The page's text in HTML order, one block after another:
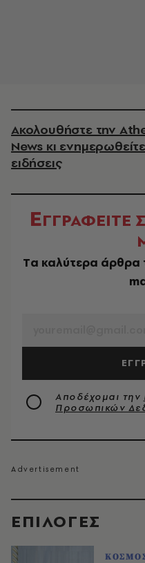
EΠΙΛΟΓΈΣ
Ακολουθήστε την
News κι
ειδήσεις
ΕΓΓΡΑΦΕΙΤΕ
Tα καλύτερα άρθρα
Αποδέχομαι την
Προσωπικών